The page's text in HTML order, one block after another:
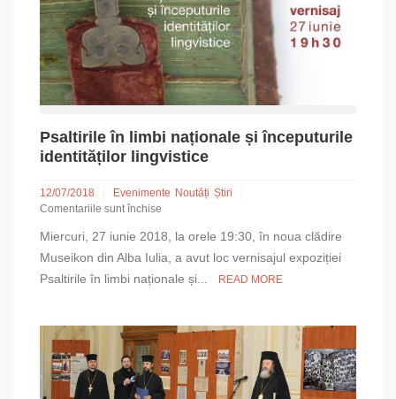
de
fotografii,
cărți
și
documente
Psaltirile în limbi naționale și începuturile
identităților lingvistice
12/07/2018 Evenimente Noutăți Știri
Comentariile sunt închise
Psaltirile
în
limbi
identităților
lingvistice
Miercuri, 27 iunie 2018, la orele 19:30, în noua clădire
Museikon din Alba Iulia, a avut loc vernisajul expoziției
Psaltirile în limbi naționale și...
READ MORE